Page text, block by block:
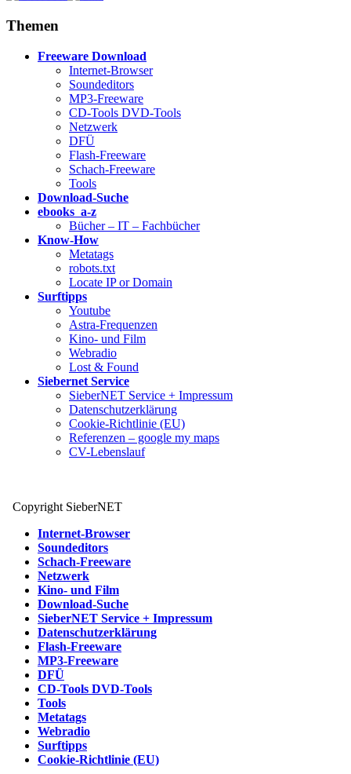
Themen
Freeware Download
Internet-Browser
Soundeditors
MP3-Freeware
CD-Tools DVD-Tools
Netzwerk
DFÜ
Flash-Freeware
Schach-Freeware
Tools
Download-Suche
ebooks a-z
Bücher – IT – Fachbücher
Know-How
Metatags
robots.txt
Locate IP or Domain
Surftipps
Youtube
Astra-Frequenzen
Kino- und Film
Webradio
Lost & Found
Siebernet Service
SieberNET Service + Impressum
Datenschutzerklärung
Cookie-Richtlinie (EU)
Referenzen – google my maps
CV-Lebenslauf
Copyright SieberNET
Internet-Browser
Soundeditors
Schach-Freeware
Netzwerk
Kino- und Film
Download-Suche
SieberNET Service + Impressum
Datenschutzerklärung
Flash-Freeware
MP3-Freeware
DFÜ
CD-Tools DVD-Tools
Tools
Metatags
Webradio
Surftipps
Cookie-Richtlinie (EU)